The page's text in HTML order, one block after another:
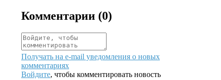
Комментарии (0)
Получать на e‑mail уведомления о новых
комментариях
Войдите, чтобы комментировать новость